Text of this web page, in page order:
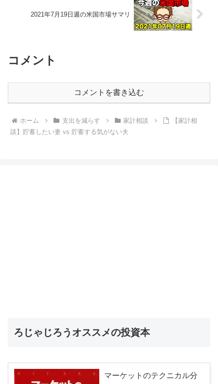
2021年7月19日週の米国市場サマリ
コメント
コメントを書き込む
ホーム 支出を減らす 家計相談
【家計相
談】貯蓄したい妻 vs 貯蓄する気がない夫
ろじゃじろうオススメの投資本
マーケットのテクニカル分